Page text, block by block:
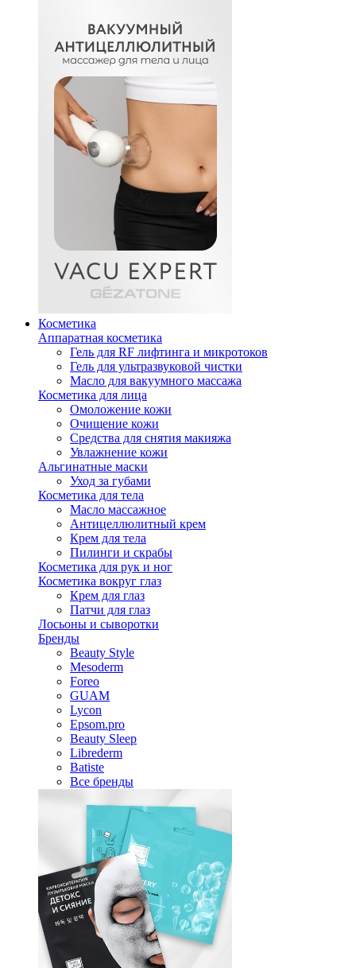
Косметика
Аппаратная косметика
Гель для RF лифтинга и микротоков
Гель для ультразвуковой чистки
Масло для вакуумного массажа
Косметика для лица
Омоложение кожи
Очищение кожи
Средства для снятия макияжа
Увлажнение кожи
Альгинатные маски
Уход за губами
Косметика для тела
Масло массажное
Антицеллюлитный крем
Крем для тела
Пилинги и скрабы
Косметика для рук и ног
Косметика вокруг глаз
Крем для глаз
Патчи для глаз
Лосьоны и сыворотки
Бренды
Beauty Style
Mesoderm
Foreo
GUAM
Lycon
Epsom.pro
Beauty Sleep
Librederm
Batiste
Все бренды